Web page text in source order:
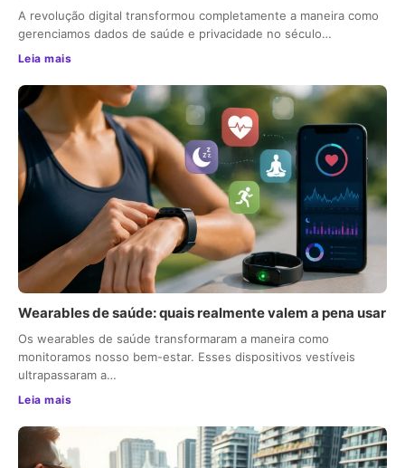
A revolução digital transformou completamente a maneira como
gerenciamos dados de saúde e privacidade no século…
Leia mais
Wearables de saúde: quais realmente valem a pena usar
Os wearables de saúde transformaram a maneira como
monitoramos nosso bem-estar. Esses dispositivos vestíveis
ultrapassaram a…
Leia mais